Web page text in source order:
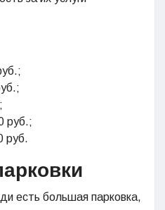
руб.;
руб.
есть большая парковка,